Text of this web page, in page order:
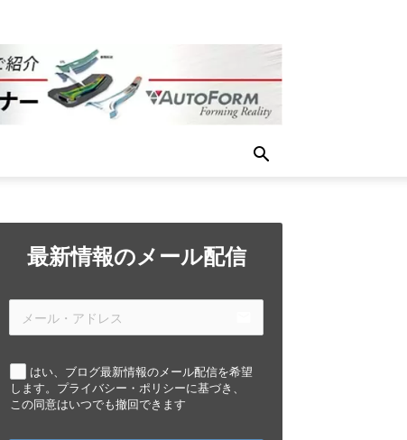
最新情報のメール配信
はい、ブログ最新情報のメール配信を希望
します。プライバシー・ポリシーに基づき、
この同意はいつでも撤回できます